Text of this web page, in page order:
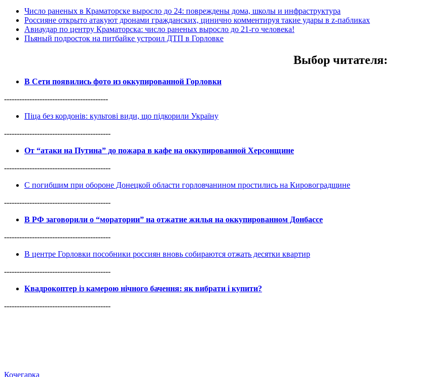
Число раненых в Краматорске выросло до 24: повреждены дома, школы и инфраструктура
Россияне открыто атакуют дронами гражданских, цинично комментируя такие удары в z-пабликах
Авиаудар по центру Краматорска: число раненых выросло до 21-го человека!
Пьяный подросток на питбайке устроил ДТП в Горловке
Выбор читателя:
В Сети появились фото из оккупированной Горловки
-----------------------------------------
Піца без кордонів: культові види, що підкорили Україну
------------------------------------------
От “атаки на Путина” до пожара в кафе на оккупированной Херсонщине
------------------------------------------
С погибшим при обороне Донецкой области горловчанином простились на Кировоградщине
------------------------------------------
В РФ заговорили о “моратории” на отжатие жилья на оккупированном Донбассе
------------------------------------------
В центре Горловки пособники россиян вновь собираются отжать десятки квартир
------------------------------------------
Квадрокоптер із камерою нічного бачення: як вибрати і купити?
------------------------------------------
Кочегарка